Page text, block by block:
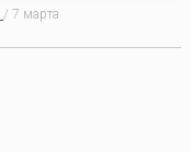
/ 7 марта